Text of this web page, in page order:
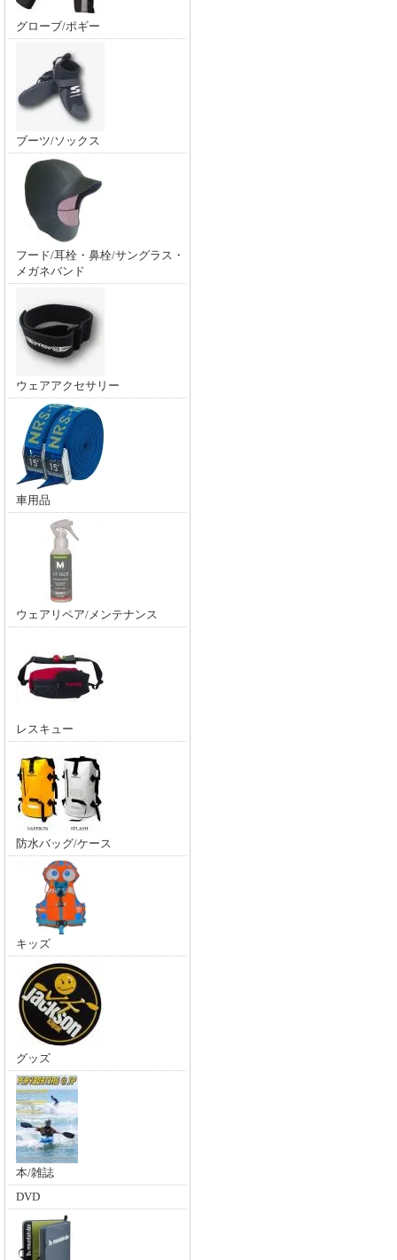
グローブ/ポギー
ブーツ/ソックス
フード/耳栓・鼻栓/サングラス・
メガネバンド
ウェアアクセサリー
車用品
ウェアリペア/メンテナンス
レスキュー
防水バッグ/ケース
キッズ
グッズ
本/雑誌
DVD